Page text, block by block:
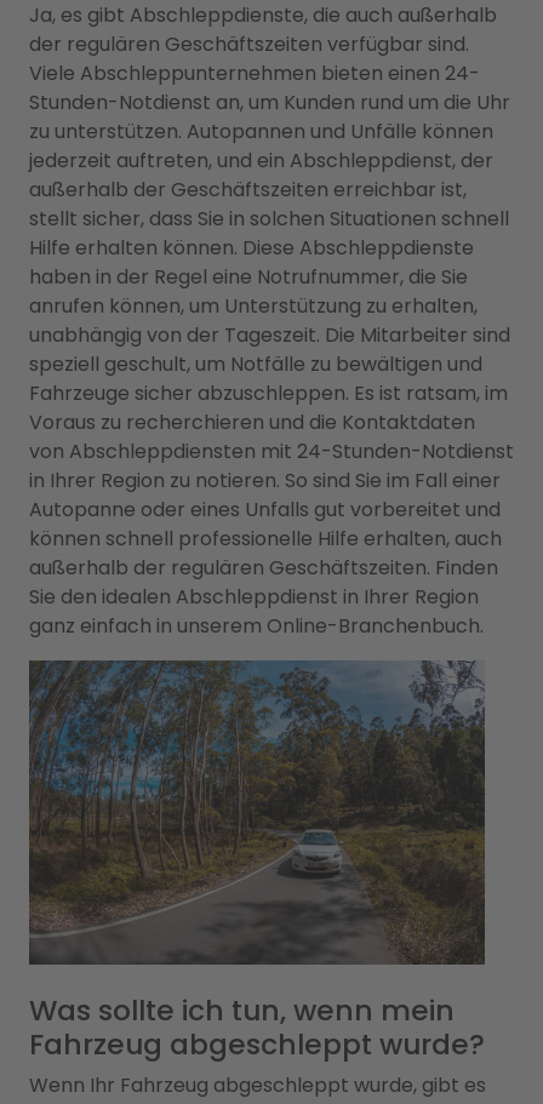
Ja, es gibt Abschleppdienste, die auch außerhalb
der regulären Geschäftszeiten verfügbar sind.
Viele Abschleppunternehmen bieten einen 24-
Stunden-Notdienst an, um Kunden rund um die Uhr
zu unterstützen. Autopannen und Unfälle können
jederzeit auftreten, und ein Abschleppdienst, der
außerhalb der Geschäftszeiten erreichbar ist,
stellt sicher, dass Sie in solchen Situationen schnell
Hilfe erhalten können. Diese Abschleppdienste
haben in der Regel eine Notrufnummer, die Sie
anrufen können, um Unterstützung zu erhalten,
unabhängig von der Tageszeit. Die Mitarbeiter sind
speziell geschult, um Notfälle zu bewältigen und
Fahrzeuge sicher abzuschleppen. Es ist ratsam, im
Voraus zu recherchieren und die Kontaktdaten
von Abschleppdiensten mit 24-Stunden-Notdienst
in Ihrer Region zu notieren. So sind Sie im Fall einer
Autopanne oder eines Unfalls gut vorbereitet und
können schnell professionelle Hilfe erhalten, auch
außerhalb der regulären Geschäftszeiten. Finden
Sie den idealen Abschleppdienst in Ihrer Region
ganz einfach in unserem Online-Branchenbuch.
Was sollte ich tun, wenn mein
Fahrzeug abgeschleppt wurde?
Wenn Ihr Fahrzeug abgeschleppt wurde, gibt es